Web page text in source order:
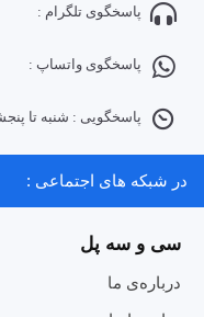
پاسخگوی تلگرام :
پاسخگوی واتساپ :
پاسخگویی : شنبه تا پنجشنبه 9 الی 14 و
در شبکه های اجتماعی :
سی و سه پل
درباره‌ی ما